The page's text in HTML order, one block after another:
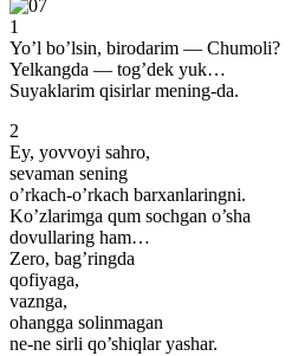
1
Yo’l bo’lsin, birodarim — Chumoli?
Yelkangda — tog’dek yuk…
Suyaklarim qisirlar mening-da.
2
Ey, yovvoyi sahro,
sevaman sening
o’rkach-o’rkach barxanlaringni.
Ko’zlarimga qum sochgan o’sha
dovullaring ham…
Zero, bag’ringda
qofiyaga,
vaznga,
ohangga solinmagan
ne-ne sirli qo’shiqlar yashar.